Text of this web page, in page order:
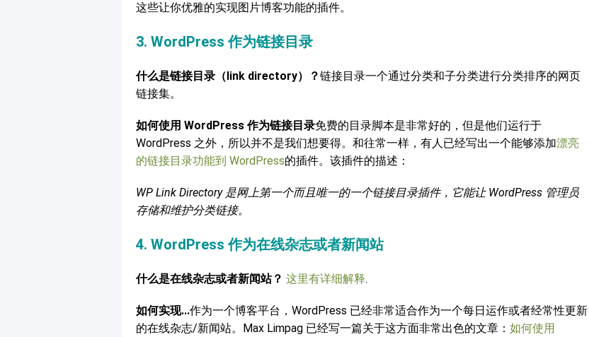
这些让你优雅的实现图片博客功能的插件。
3. WordPress 作为链接目录
什么是链接目录（link directory）？链接目录一个通过分类和子分类进行分类排序的网页
链接集。
如何使用 WordPress 作为链接目录免费的目录脚本是非常好的，但是他们运行于
WordPress 之外，所以并不是我们想要得。和往常一样，有人已经写出一个能够添加漂亮
的链接目录功能到 WordPress的插件。该插件的描述：
WP Link Directory 是网上第一个而且唯一的一个链接目录插件，它能让 WordPress 管理员
存储和维护分类链接。
4. WordPress 作为在线杂志或者新闻站
什么是在线杂志或者新闻站？ 这里有详细解释.
如何实现...作为一个博客平台，WordPress 已经非常适合作为一个每日运作或者经常性更新
的在线杂志/新闻站。Max Limpag 已经写一篇关于这方面非常出色的文章： 如何使用